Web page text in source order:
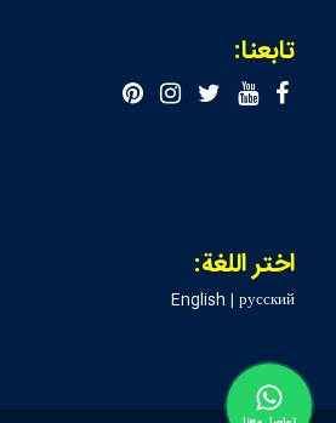
تابعنا:
اختر اللغة:
English |русский